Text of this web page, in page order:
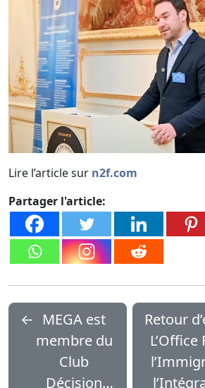
Lire l’article sur n2f.com
Partager l'article:
← MEGA est
membre du
Club
Décision
Retour